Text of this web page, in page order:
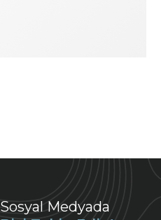
Sosyal Medyada